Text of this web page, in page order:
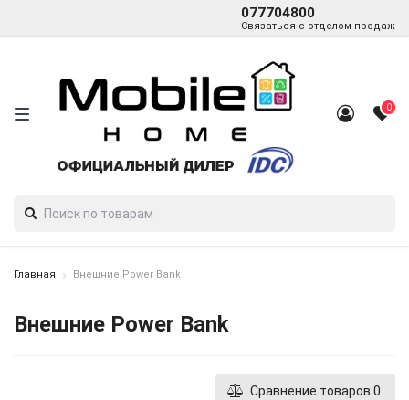
077704800
Связаться с отделом продаж
0
Главная Внешние Power Bank
Внешние Power Bank
Сравнение товаров 0